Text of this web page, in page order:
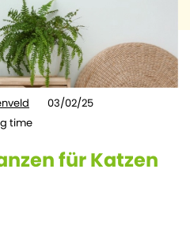
03/02/25
time
für Katzen